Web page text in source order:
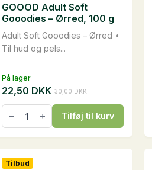
På lager
Adult Soft Gooodies – Ørred •
Til hud og pels...
GOOOD Adult Soft
Gooodies – Ørred, 100 g
30,00DKK
Den
oprindelige
pris
var:
30,00 DKK.
22,50 DKK
Den
aktuelle
pris
er:
22,50 DKK.
GOOOD
Adult
Soft
Gooodies
Ørred,
100
Tilføj til kurv
Tilbud